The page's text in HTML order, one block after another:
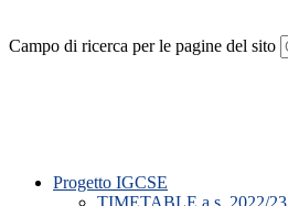
Campo di ricerca per le pagine del sito
Progetto IGCSE